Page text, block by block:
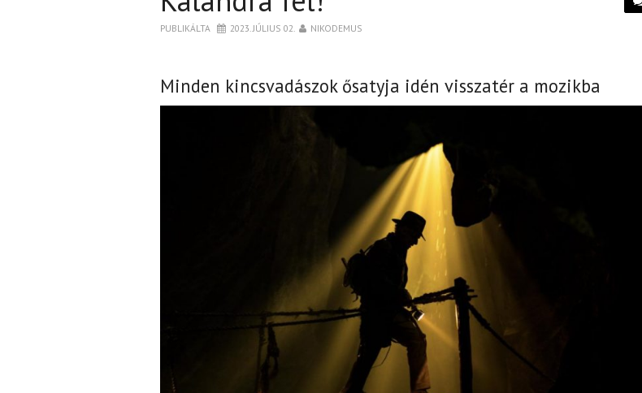
PUBLIKÁLTA 2023. JÚLIUS 02. NIKODEMUS
Minden kincsvadászok ősatyja idén visszatér a mozikba